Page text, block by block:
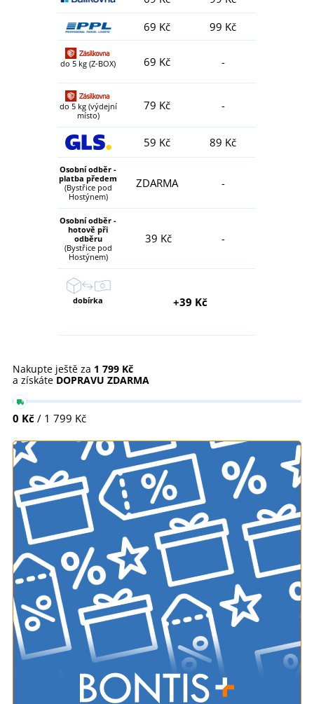
69 Kč
99 Kč
do 5 kg (Z-BOX) 69 Kč -
do 5 kg (výdejní
místo)
79 Kč -
59 Kč 89 Kč
Osobní odběr -
platba předem
(Bystřice pod
Hostýnem)
ZDARMA -
Osobní odběr -
hotově při
odběru
(Bystřice pod
Hostýnem)
39 Kč -
dobírka +39 Kč
Nakupte ještě za 1 799 Kč
a získáte DOPRAVU ZDARMA
0 Kč / 1 799 Kč